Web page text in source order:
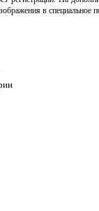
в специальное